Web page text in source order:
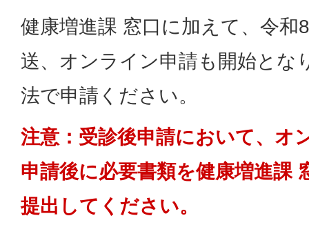
健康増進課 窓口に加えて、令和
送、オンライン申請も開始とな
法で申請ください。
注意：受診後申請において、オ
申請後に必要書類を健康増進課
提出してください。